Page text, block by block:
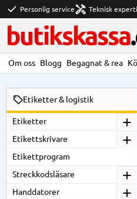
check Personlig servicehandyman Teknisk
butikskassa
Om oss Blogg Begagnat & rea
Etiketter & logistik
Etiketter
Etikettskrivare
Etikettprogram
Streckkodsläsare
Handdatorer